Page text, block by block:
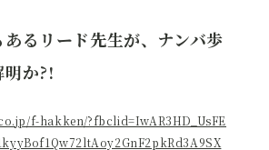
るリード先生が、ナンバ歩
明か?!
f-hakken/?fbclid=IwAR3HD_UsFE